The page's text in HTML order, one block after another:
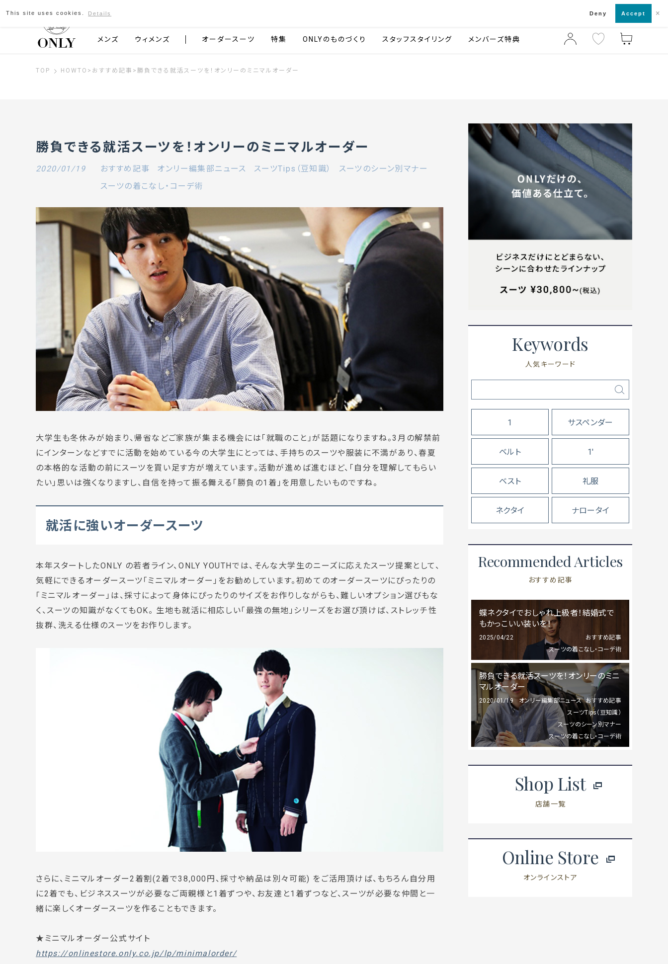
京都発のスーツブランド ONLY 店舗一覧・来店予約
メンズ ウィメンズ オーダースーツ 特集 ONLYのものづくり スタッフスタイリング メンバーズ特典
TOP HOWTO > おすすめ記事 > 勝負できる就活スーツを！オンリーのミニマルオーダー
勝負できる就活スーツを！オンリーのミニマルオーダー
2020/01/19 おすすめ記事 オンリー編集部ニュース スーツTips（豆知識）
スーツのシーン別マナー
スーツの着こなし・コーデ術
大学生も冬休みが始まり、帰省などご家族が集まる機会には「就職のこと」が話題になりますね。3月の解禁前
にインターンなどすでに活動を始めている今の大学生にとっては、手持ちのスーツや服装に不満があり、春夏
の本格的な活動の前にスーツを買い足す方が増えています。活動が進めば進むほど、「自分を理解してもらい
たい」思いは強くなりますし、自信を持って振る舞える「勝負の1着」を用意したいものですね。
就活に強いオーダースーツ
本年スタートしたONLY の若者ライン、ONLY YOUTHでは、そんな大学生のニーズに応えたスーツ提案として、
気軽にできるオーダースーツ「ミニマルオーダー」をお勧めしています。初めてのオーダースーツにぴったりの
「ミニマルオーダー」は、採寸によって身体にぴったりのサイズをお作りしながらも、難しいオプション選びもな
く、スーツの知識がなくてもOK。 生地も就活に相応しい「最強の無地」シリーズをお選び頂けば、ストレッチ性
抜群、洗える仕様のスーツをお作りします。
さらに、ミニマルオーダー2着割(2着で38,000円、採寸や納品は別々可能) をご活用頂けば、もちろん自分用
に2着でも、ビジネススーツが必要なご両親様と1着ずつや、お友達と1着ずつなど、スーツが必要な仲間と一
緒に楽しくオーダースーツを作ることもできます。
★ミニマルオーダー公式サイト
https://onlinestore.only.co.jp/lp/minimalorder/
Keywords
人気キーワード
1 サスペンダー
ベルト 1'
ベスト 礼服
ネクタイ ナロータイ
Recommended Articles
おすすめ記事
蝶ネクタイでおしゃれ上級者！結婚式で
もかっこいい装いを！
2025/04/22
おすすめ記事
スーツの着こなし・コーデ術
勝負できる就活スーツを！オンリーのミニ
マルオーダー
2020/01/19 おすすめ記事
オンリー編集部ニュース
スーツTips（豆知識）
スーツのシーン別マナー
スーツの着こなし・コーデ術
Shop List
店舗一覧
Online Store
オンラインストア
This site uses cookies. Details Deny Accept ×